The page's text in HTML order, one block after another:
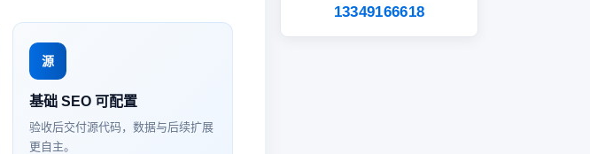
源
基础 SEO 可配置
验收后交付源代码，数据与后续扩展
更自主。
13349166618